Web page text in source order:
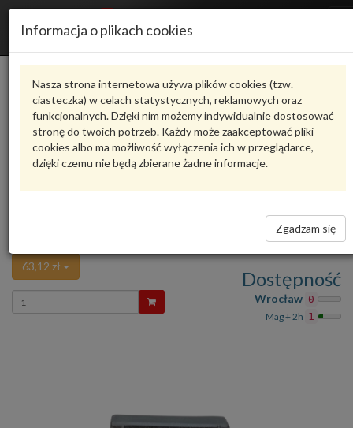
Informacja o plikach cookies
Nasza strona internetowa używa plików cookies (tzw.
ciasteczka) w celach statystycznych, reklamowych oraz
funkcjonalnych. Dzięki nim możemy indywidualnie dostosować
stronę do twoich potrzeb. Każdy może zaakceptować pliki
cookies albo ma możliwość wyłączenia ich w przeglądarce,
dzięki czemu nie będą zbierane żadne informacje.
Zgadzam się
Karta produktu
8D9827632VAG
VAG - produkt oryginalny VW AUDI SEAT SKODA
Zadaj pytanie o produkt
Wkład oświetlenia tablicy
63,12 zł
Wprowadź
ilość
Dostępność
Wrocław 0
Mag + 2h 1